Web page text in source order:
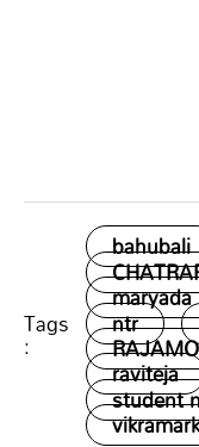
Tags
:
bahubali
ntr
raviteja
student